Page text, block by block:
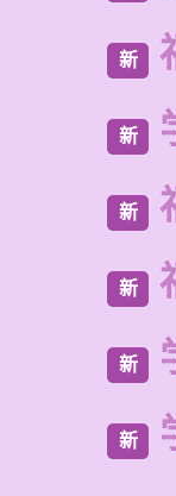
新
新
新
新
新
新